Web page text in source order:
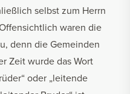
selbst zum Herrn
waren die
denn die Gemeinden
Zeit wurde das Wort
oder „leitende